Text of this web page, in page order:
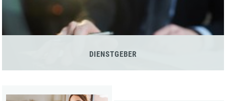
DIENSTGEBER